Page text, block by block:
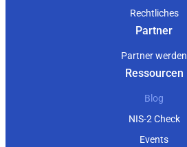
Rechtliches
Partner
Partner werden
Ressourcen
Blog
NIS-2 Check
Events